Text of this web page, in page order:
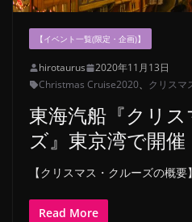
【イベント一覧(限定・企画)】
hirotaurus
2020年11月13日
Christmas Cruise2020、 クリスマ
東海汽船『クリ
ズ』東京湾で開催
【クリスマス・クルーズの概
Read More